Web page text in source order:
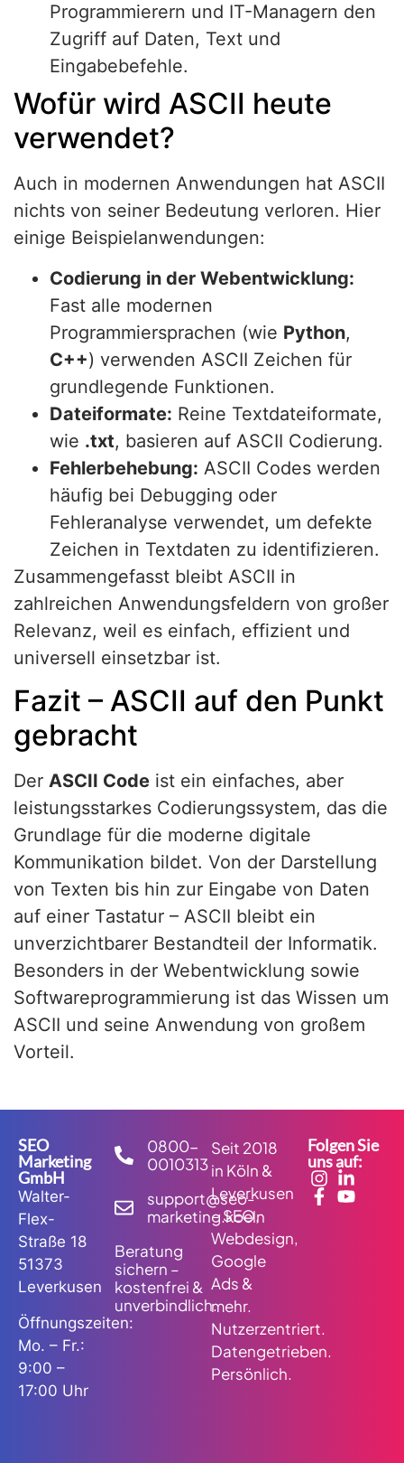
Programmierern und IT-Managern den
Zugriff auf Daten, Text und
Eingabebefehle.
Wofür wird ASCII heute
verwendet?
Auch in modernen Anwendungen hat ASCII
nichts von seiner Bedeutung verloren. Hier
einige Beispielanwendungen:
Codierung in der Webentwicklung:
Fast alle modernen
Programmiersprachen (wie Python,
C++) verwenden ASCII Zeichen für
grundlegende Funktionen.
Dateiformate: Reine Textdateiformate,
wie .txt, basieren auf ASCII Codierung.
Fehlerbehebung: ASCII Codes werden
häufig bei Debugging oder
Fehleranalyse verwendet, um defekte
Zeichen in Textdaten zu identifizieren.
Zusammengefasst bleibt ASCII in
zahlreichen Anwendungsfeldern von großer
Relevanz, weil es einfach, effizient und
universell einsetzbar ist.
Fazit – ASCII auf den Punkt
gebracht
Der ASCII Code ist ein einfaches, aber
leistungsstarkes Codierungssystem, das die
Grundlage für die moderne digitale
Kommunikation bildet. Von der Darstellung
von Texten bis hin zur Eingabe von Daten
auf einer Tastatur – ASCII bleibt ein
unverzichtbarer Bestandteil der Informatik.
Besonders in der Webentwicklung sowie
Softwareprogrammierung ist das Wissen um
ASCII und seine Anwendung von großem
Vorteil.
SEO
Marketing
GmbH
Walter-
Flex-
Straße 18
51373
Leverkusen
Öffnungszeiten:
Mo. – Fr.:
9:00 –
17:00 Uhr
0800-
0010313
support@seo-
marketing.koeln
Beratung
sichern –
kostenfrei &
unverbindlich.
Seit 2018
in Köln &
Leverkusen
– SEO,
Webdesign,
Google
Ads &
mehr.
Nutzerzentriert.
Datengetrieben.
Persönlich.
Folgen Sie
uns auf: